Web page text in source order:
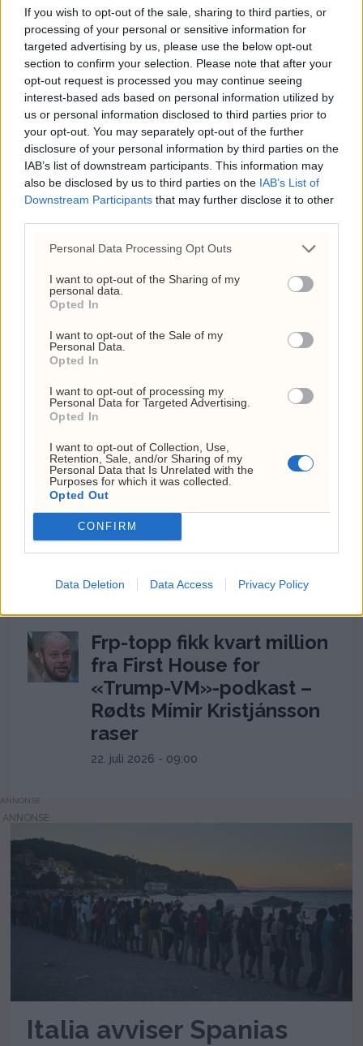
If you wish to opt-out of the sale, sharing to third parties, or
processing of your personal or sensitive information for
targeted advertising by us, please use the below opt-out
section to confirm your selection. Please note that after your
opt-out request is processed you may continue seeing
interest-based ads based on personal information utilized by
us or personal information disclosed to third parties prior to
your opt-out. You may separately opt-out of the further
disclosure of your personal information by third parties on the
IAB’s list of downstream participants. This information may
also be disclosed by us to third parties on the IAB’s List of
Downstream Participants that may further disclose it to other
Personal Data Processing Opt Outs
I want to opt-out of the Sharing of my
personal data.
Opted In
I want to opt-out of the Sale of my
Personal Data.
Opted In
I want to opt-out of processing my
Personal Data for Targeted Advertising.
Opted In
I want to opt-out of Collection, Use,
Retention, Sale, and/or Sharing of my
Personal Data that Is Unrelated with the
Purposes for which it was collected.
Opted Out
CONFIRM
Data Deletion Data Access Privacy Policy
Anne Lindboe brukte
43.524
6. august 2026 - 13:04
Hvorfor døde Olaf Tufte?
Hjertestans,
vaksinespørsmål og
toppidrettens risiko
26. juli 2026 - 12:17
Ceuta-krisen: 60.000
migranter presser Spanias
grense og setter Sánchez
under press
USA har brukt opp 143
følger markedet feil tall
6. august 2026 - 11:29
Circio henter RNA-
veteran til styret før
klinisk satsing i genterapi
4. august 2026 - 14:37
Ukens aksje: Kan ta av
etter Trumps Iran-pause
Frp-topp fikk kvart million
fra First House for
«Trump-VM»-podkast –
Rødts Mímir Kristjánsson
raser
22. juli 2026 - 09:00
ANNONSE
Italia avviser Spanias